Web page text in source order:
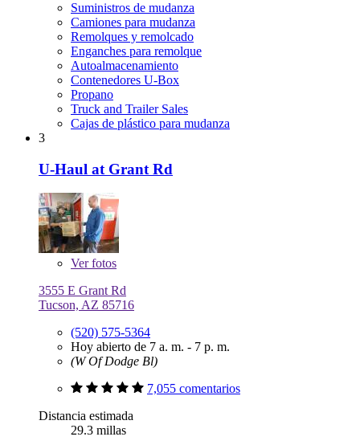
Suministros de mudanza
Camiones para mudanza
Remolques y remolcado
Enganches para remolque
Autoalmacenamiento
Contenedores U-Box
Propano
Truck and Trailer Sales
Cajas de plástico para mudanza
3
U-Haul at Grant Rd
Verfotos
3555 E Grant Rd
Tucson, AZ 85716
(520) 575-5364
Hoy abierto de 7 a. m. - 7 p. m.
(W Of Dodge Bl)
7,055 comentarios
Distancia estimada
29.3 millas